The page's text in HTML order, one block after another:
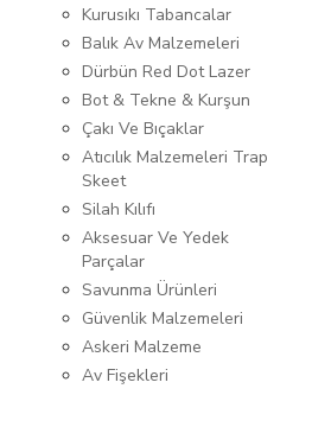
Kurusıkı Tabancalar
Balık Av Malzemeleri
Dürbün Red Dot Lazer
Bot & Tekne & Kurşun
Çakı Ve Bıçaklar
Atıcılık Malzemeleri Trap
Skeet
Silah Kılıfı
Aksesuar Ve Yedek
Parçalar
Savunma Ürünleri
Güvenlik Malzemeleri
Askeri Malzeme
Av Fişekleri